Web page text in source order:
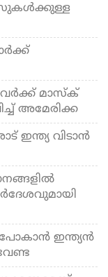
മാസ്‌ക്
അമേരിക്ക
ഇന്ത്യ വിടാന്‍
പോകാന്‍ ഇന്ത്യന്‍